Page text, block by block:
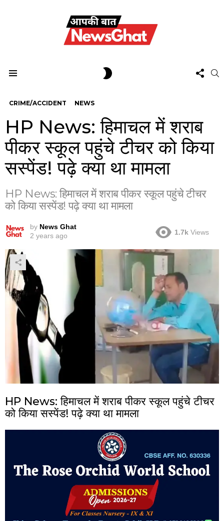
US
CRIME/ACCIDENT NEWS
HP News: हिमाचल में शराब
पीकर स्कूल पहुंचे टीचर को किया
सस्पेंड! पढ़े क्या था मामला
HP News: हिमाचल में शराब पीकर स्कूल पहुंचे टीचर
को किया सस्पेंड! पढ़े क्या था मामला
by News Ghat
2 years ago
1.7k Views
HP News: हिमाचल में शराब पीकर स्कूल पहुंचे टीचर
को किया सस्पेंड! पढ़े क्या था मामला